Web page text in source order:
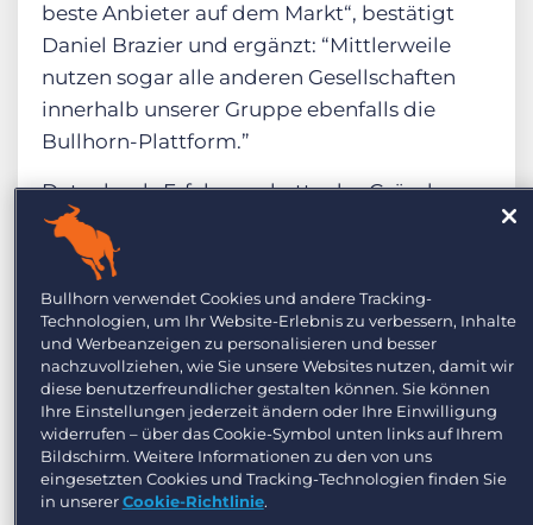
beste Anbieter auf dem Markt“, bestätigt
Daniel Brazier und ergänzt: “Mittlerweile
nutzen sogar alle anderen Gesellschaften
innerhalb unserer Gruppe ebenfalls die
Bullhorn-Plattform.”
Datenbank-Erfahrung hatte das Gründer-
Duo bereits und damit einhergehend eine
ganz klare Vorstellung, wie die perfekte
Software für HiPo aussehen sollte. „Wir sind
in einem absoluten Nischen-Segment
unterwegs, dafür brauchen wir auch
individuelle Tools. Bei Bullhorn sind wir
fündig geworden, weil es customizable ist.
Sprich wir konnten die angebotene
Software so verändern, dass es für uns
passt“, ergänzt Brazier.
Bullhorn verwendet Cookies und andere Tracking-
Technologien, um Ihr Website-Erlebnis zu verbessern, Inhalte
und Werbeanzeigen zu personalisieren und besser
nachzuvollziehen, wie Sie unsere Websites nutzen, damit wir
diese benutzerfreundlicher gestalten können. Sie können
Ihre Einstellungen jederzeit ändern oder Ihre Einwilligung
widerrufen – über das Cookie-Symbol unten links auf Ihrem
Bildschirm. Weitere Informationen zu den von uns
eingesetzten Cookies und Tracking-Technologien finden Sie
in unsererCookie-Richtlinie.